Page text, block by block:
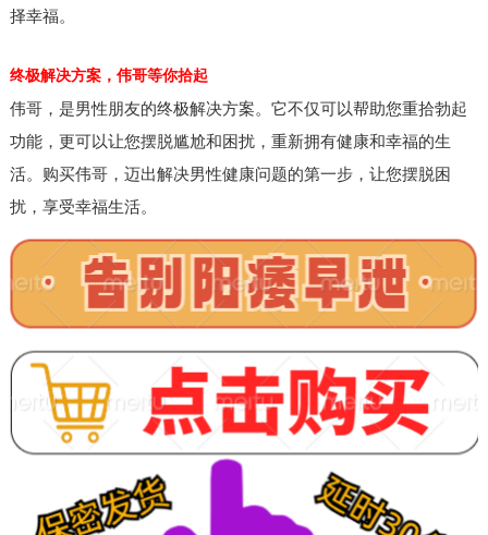
择幸福。
终极解决方案，伟哥等你拾起
伟哥，是男性朋友的终极解决方案。它不仅可以帮助您重拾勃起
功能，更可以让您摆脱尴尬和困扰，重新拥有健康和幸福的生
活。购买伟哥，迈出解决男性健康问题的第一步，让您摆脱困
扰，享受幸福生活。